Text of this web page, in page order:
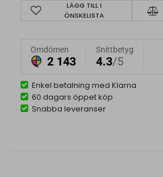
LÄGG TILL I
ÖNSKELISTA
Enkel betalning med Klarna
60 dagars öppet köp
Snabba leveranser